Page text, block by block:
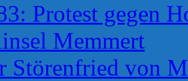
Protest gegen
Memmert
Störenfried von